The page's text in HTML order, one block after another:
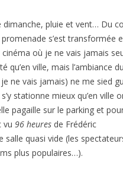
pluie et vent… Du
s’est transformée
où je ne vais jamais
qu’en ville, mais l’ambiance
ne vais jamais) ne me sied
stationne mieux qu’en ville
pagaille sur le parking et
vu 96 heures de Frédéric
salle quasi vide (les
plus populaires…).